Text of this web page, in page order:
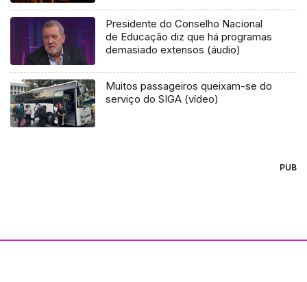
Presidente do Conselho Nacional
de Educação diz que há programas
demasiado extensos (áudio)
Muitos passageiros queixam-se do
serviço do SIGA (vídeo)
PUB